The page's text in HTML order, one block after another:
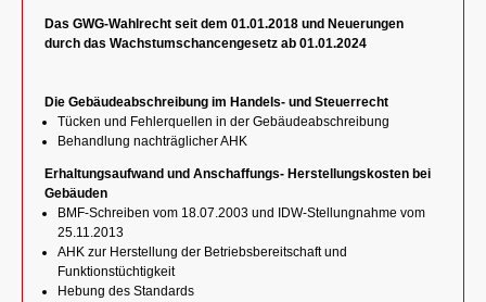
Das GWG-Wahlrecht seit dem 01.01.2018 und Neuerungen
durch das Wachstumschancengesetz ab 01.01.2024
Die Gebäudeabschreibung im Handels- und Steuerrecht
Tücken und Fehlerquellen in der Gebäudeabschreibung
Behandlung nachträglicher AHK
Erhaltungsaufwand und Anschaffungs- Herstellungskosten bei
Gebäuden
BMF-Schreiben vom 18.07.2003 und IDW-Stellungnahme vom
25.11.2013
AHK zur Herstellung der Betriebsbereitschaft und
Funktionstüchtigkeit
Hebung des Standards